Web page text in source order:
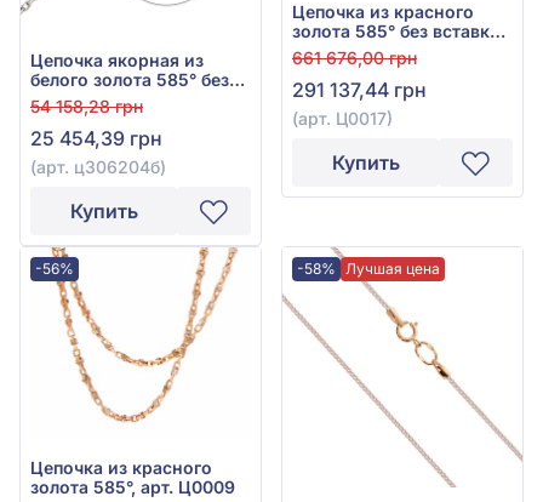
Цепочка якорная из
белого золота 585° без
вставки, арт. ц306204б
54 158,28 грн
25 454,39 грн
(арт. ц306204б)
Купить
Цепочка из красного
золота 585° без вставки,
арт. Ц0017
661 676,00 грн
291 137,44 грн
(арт. Ц0017)
Купить
-56%
Цепочка из красного
золота 585°, арт. Ц0009
-58% Лучшая цена